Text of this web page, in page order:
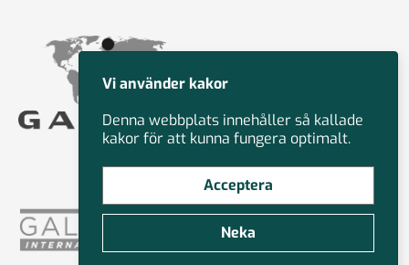
Vi använder kakor
Denna webbplats innehåller så kallade
kakor för att kunna fungera optimalt.
Acceptera
Neka